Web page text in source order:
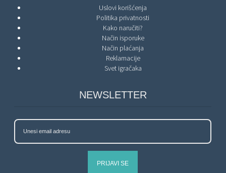
Uslovi korišćenja
Politika privatnosti
Kako naručiti?
Način isporuke
Način plaćanja
Reklamacije
Svet igračaka
NEWSLETTER
PRIJAVI SE